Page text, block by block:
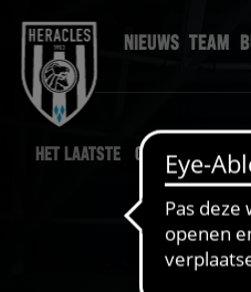
NIEUWS TEAM
HET LAATSTE GROHER NIEUWS